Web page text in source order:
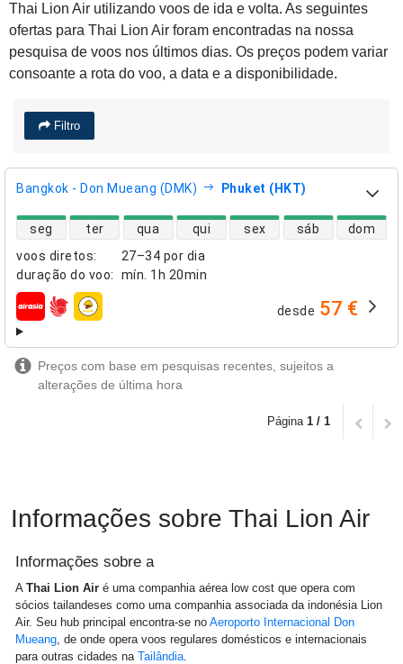
Thai Lion Air utilizando voos de ida e volta. As seguintes
ofertas para Thai Lion Air foram encontradas na nossa
pesquisa de voos nos últimos dias. Os preços podem variar
consoante a rota do voo, a data e a disponibilidade.
Filtro
Bangkok - Don Mueang (DMK) Phuket (HKT)
voos diretos:
27–34 por dia
duração do voo: mín. 1h 20min
disponibilidade de voos diretos
seg ter qua qui sex sáb dom
companhias aéreas desde 57 €
Preços com base em pesquisas recentes, sujeitos a
alterações de última hora
Página 1 / 1
Informações sobre Thai Lion Air
Informações sobre a
A Thai Lion Air é uma companhia aérea low cost que opera com
sócios tailandeses como uma companhia associada da indonésia Lion
Air. Seu hub principal encontra-se no Aeroporto Internacional Don
Mueang , de onde opera voos regulares domésticos e internacionais
para outras cidades na Tailândia